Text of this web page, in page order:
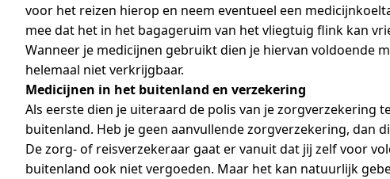
voor het reizen hierop en neem eventueel een
mee dat het in het bagageruim van het vliegtuig flink kan
Wanneer je medicijnen gebruikt dien je hiervan voldoende
helemaal niet verkrijgbaar.
Medicijnen in het buitenland en verzekering
Als eerste dien je uiteraard de polis van je zorgverzekering
buitenland. Heb je geen aanvullende zorgverzekering, dan
De zorg- of reisverzekeraar gaat er vanuit dat jij zelf voor
buitenland ook niet vergoeden. Maar het kan natuurlijk